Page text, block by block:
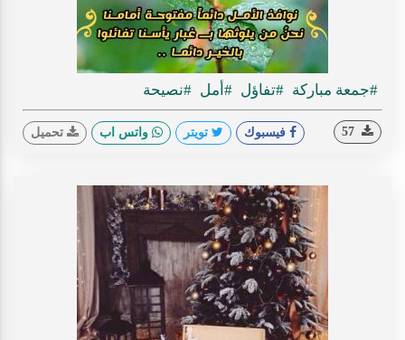
#جمعة مباركة #تفاؤل #أمل #نصيحة
فيسبوك تويتر واتس اب تحميل